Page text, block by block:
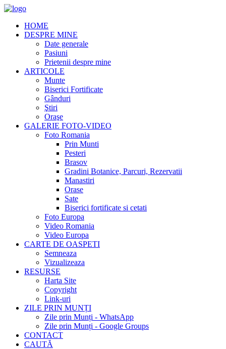
HOME
DESPRE MINE
Date generale
Pasiuni
Prietenii despre mine
ARTICOLE
Munte
Biserici Fortificate
Gânduri
Ştiri
Oraşe
GALERIE FOTO-VIDEO
Foto Romania
Prin Munti
Pesteri
Brasov
Gradini Botanice, Parcuri, Rezervatii
Manastiri
Orase
Sate
Biserici fortificate si cetati
Foto Europa
Video Romania
Video Europa
CARTE DE OASPETI
Semneaza
Vizualizeaza
RESURSE
Harta Site
Copyright
Link-uri
ZILE PRIN MUNȚI
Zile prin Munți - WhatsApp
Zile prin Munți - Google Groups
CONTACT
CAUTĂ